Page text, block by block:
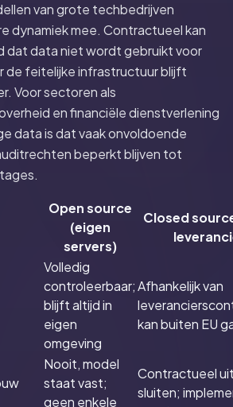
van grote techbedrijven
dynamiek mee. Contractueel kan
dat data niet wordt gebruikt voor
de feitelijke infrastructuur blijft
Voor sectoren als
en financiële dienstverlening
data is dat vaak onvoldoende
beperkt blijven tot
Open source
(eigen
servers)
Closed
Volledig
controleerbaar;
blijft altijd in
eigen
omgeving
Afhankelijk van
kan buiten EU
Nooit, model
staat vast;
geen enkele
Contractueel
sluiten;